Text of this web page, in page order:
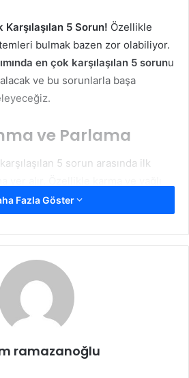
Karşılaşılan 5 Sorun! Özellikle
bulmak bazen zor olabiliyor.
en çok karşılaşılan 5 sorunu
ve bu sorunlarla başa
ve Parlama
5 sorun arasında ilk
gün içinde ciltlerinde oluşan
şikayetçidir. Bu durum,
ve siyah nokta, sivilce gibi
matlaştırıcı ürünler ve
kullanmak oldukça önemlidir.
bozabilecek sert ürünlerden
Fazla Göster
ramazanoğlu